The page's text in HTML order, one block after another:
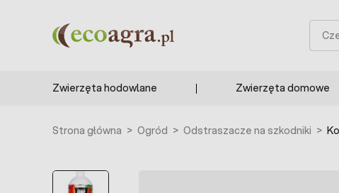
Szukaj
Zwierzęta hodowlane Zwierzęta domowe
Strona główna > Ogród > Odstraszacze na szkodniki >